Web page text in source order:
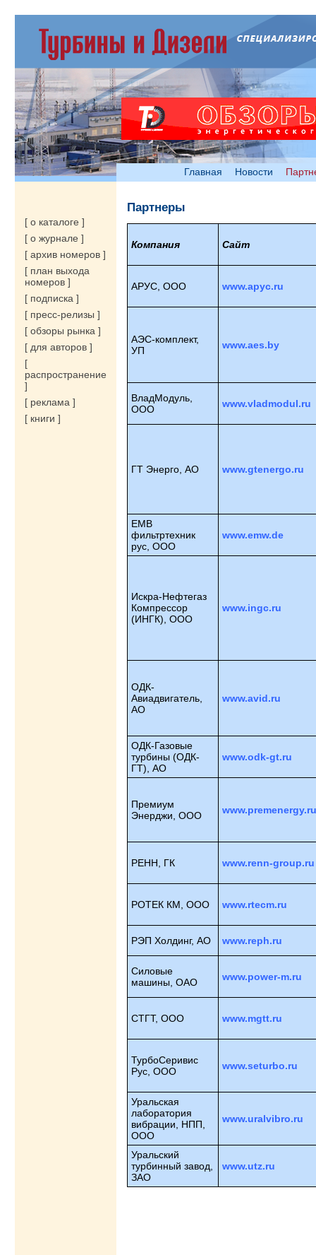
Главная Новости
[ о каталоге ]
[ о журнале ]
[ архив номеров ]
[ план выхода
номеров ]
[ подписка ]
[ пресс-релизы ]
[ обзоры рынка ]
[ для авторов ]
[
распространение
]
[ реклама ]
[ книги ]
Партнеры
Компания Сайт
АРУС, ООО www.apyc.ru
АЭС-комплект,
УП
www.aes.by
ВладМодуль,
ООО
www.vladmodul.ru
ГТ Энерго, АО www.gtenergo.ru
ЕМВ
фильтртехник
рус, ООО
www.emw.de
Искра-Нефтегаз
Компрессор
(ИНГК), ООО
www.ingc.ru
ОДК-
Авиадвигатель,
АО
www.avid.ru
ОДК-Газовые
турбины (ОДК-
ГТ), АО
www.odk-gt.ru
Премиум
Энерджи, ООО
www.premenergy.ru
РЕНН, ГК www.renn-group.ru
РОТЕК КМ, ООО www.rtecm.ru
РЭП Холдинг, АО www.reph.ru
Силовые
машины, ОАО
www.power-m.ru
СТГТ, ООО www.mgtt.ru
ТурбоСеривис
Рус, ООО
www.seturbo.ru
Уральская
лаборатория
вибрации, НПП,
ООО
www.uralvibro.ru
Уральский
турбинный завод,
ЗАО
www.utz.ru